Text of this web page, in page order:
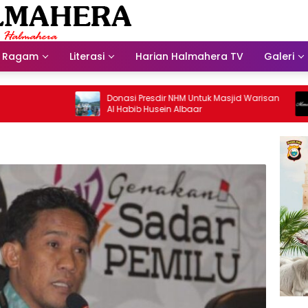
Ragam Literasi Harian Halmahera TV Galeri
Donasi Presdir NHM Untuk Masjid Warisan
Al Habib Husein Albaar